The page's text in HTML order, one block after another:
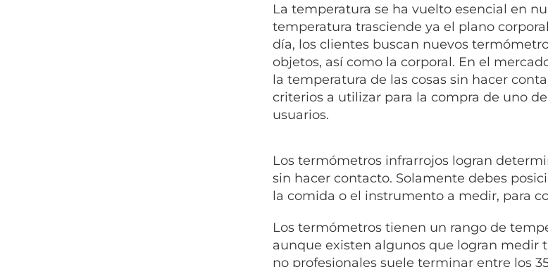
La temperatura se ha vuelto esencial en
temperatura trasciende ya el plano
día, los clientes buscan nuevos
objetos, así como la corporal. En el
la temperatura de las cosas sin hacer
criterios a utilizar para la compra de uno
usuarios.
Los termómetros infrarrojos logran
sin hacer contacto. Solamente debes
la comida o el instrumento a medir, para
Los termómetros tienen un rango de
aunque existen algunos que logran medir
no profesionales suele terminar entre los